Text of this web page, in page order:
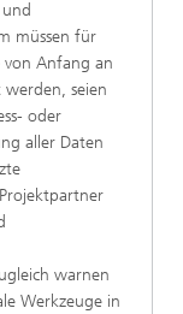
müssen für
von Anfang an
werden, seien
oder
aller Daten
warnen
Werkzeuge in